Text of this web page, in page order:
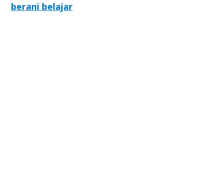
berani belajar